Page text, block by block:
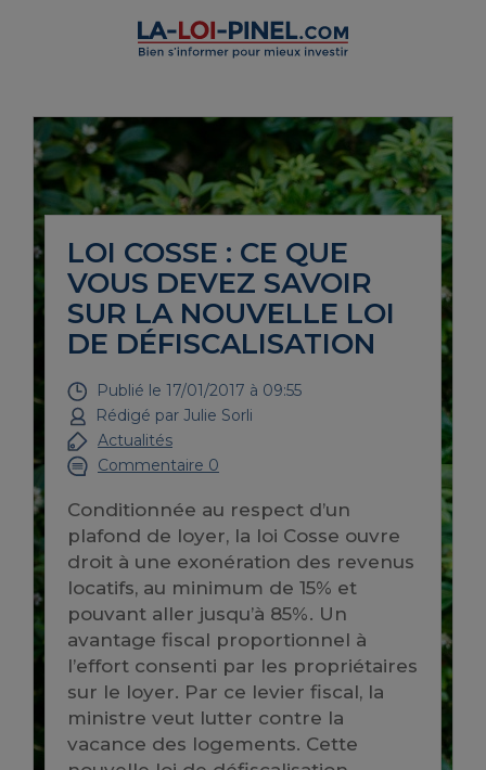
LOI COSSE : CE QUE
VOUS DEVEZ SAVOIR
SUR LA NOUVELLE LOI
DE DÉFISCALISATION
Publié le 17/01/2017 à 09:55
Rédigé par Julie Sorli
Actualités
Commentaire 0
Conditionnée au respect d’un
plafond de loyer, la loi Cosse ouvre
droit à une exonération des revenus
locatifs, au minimum de 15% et
pouvant aller jusqu’à 85%. Un
avantage fiscal proportionnel à
l’effort consenti par les propriétaires
sur le loyer. Par ce levier fiscal, la
ministre veut lutter contre la
vacance des logements. Cette